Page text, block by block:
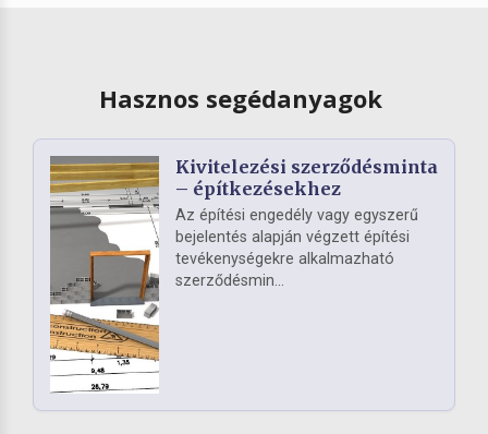
Hasznos segédanyagok
Kivitelezési szerződésminta
– építkezésekhez
Az építési engedély vagy egyszerű
bejelentés alapján végzett építési
tevékenységekre alkalmazható
szerződésmin...